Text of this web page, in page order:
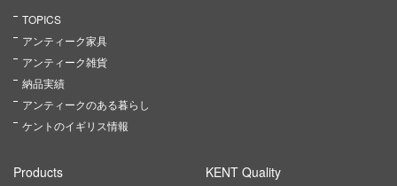
TOPICS
アンティーク家具
アンティーク雑貨
納品実績
アンティークのある暮らし
ケントのイギリス情報
Products KENT Quality